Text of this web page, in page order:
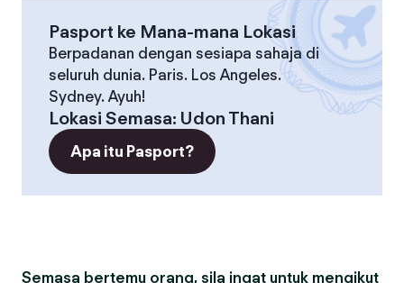
Pasport ke Mana-mana Lokasi
Berpadanan dengan sesiapa sahaja di
seluruh dunia. Paris. Los Angeles.
Sydney. Ayuh!
Lokasi Semasa: Udon Thani
Apa itu Pasport?
Semasa bertemu orang, sila ingat untuk mengikut